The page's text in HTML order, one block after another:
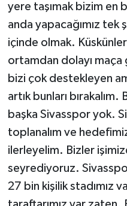
yere taşımak bizim en
anda yapacağımız
içinde olmak.
ortamdan dolayı maça
bizi çok destekleyen
artık bunları
başka Sivasspor yok.
toplanalım ve
ilerleyelim. Bizler
seyrediyoruz.
27 bin kişilik stadımız